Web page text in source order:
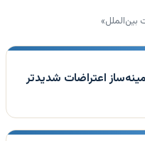
اعتراضات شدیدتر